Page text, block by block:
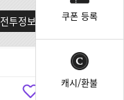
전투정보실 쿠폰 등록
캐시/환불